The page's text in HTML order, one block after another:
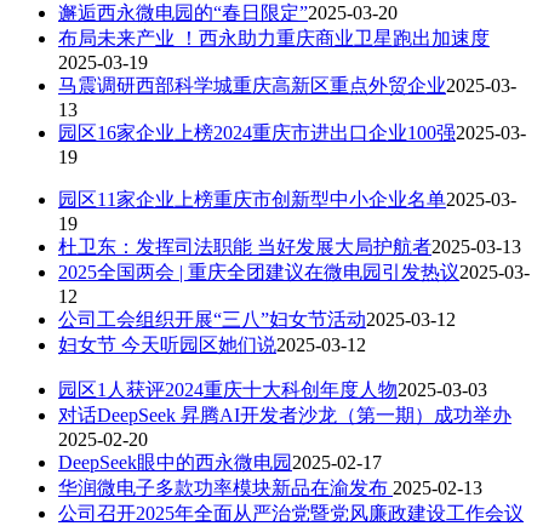
邂逅西永微电园的“春日限定”2025-03-20
布局未来产业 ！西永助力重庆商业卫星跑出加速度
2025-03-19
马震调研西部科学城重庆高新区重点外贸企业2025-03-
13
园区16家企业上榜2024重庆市进出口企业100强2025-03-
19
园区11家企业上榜重庆市创新型中小企业名单2025-03-
19
杜卫东：发挥司法职能 当好发展大局护航者2025-03-13
2025全国两会 | 重庆全团建议在微电园引发热议2025-03-
12
公司工会组织开展“三八”妇女节活动2025-03-12
妇女节 今天听园区她们说2025-03-12
园区1人获评2024重庆十大科创年度人物2025-03-03
对话DeepSeek 昇腾AI开发者沙龙（第一期）成功举办
2025-02-20
DeepSeek眼中的西永微电园 2025-02-17
华润微电子多款功率模块新品在渝发布 2025-02-13
公司召开2025年全面从严治党暨党风廉政建设工作会议